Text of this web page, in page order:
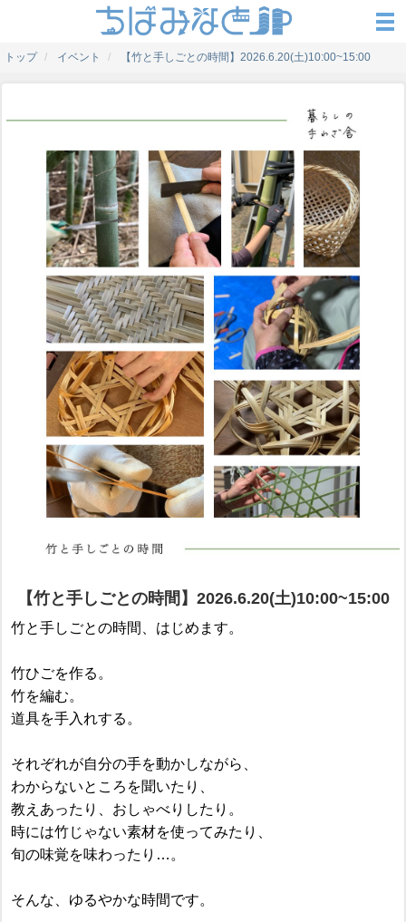
トップ イベント 【竹と手しごとの時間】2026.6.20(土)10:00~15:00
【竹と手しごとの時間】2026.6.20(土)10:00~15:00
竹と手しごとの時間、はじめます。
竹ひごを作る。
竹を編む。
道具を手入れする。
それぞれが自分の手を動かしながら、
わからないところを聞いたり、
教えあったり、おしゃべりしたり。
時には竹じゃない素材を使ってみたり、
旬の味覚を味わったり…。
そんな、ゆるやかな時間です。